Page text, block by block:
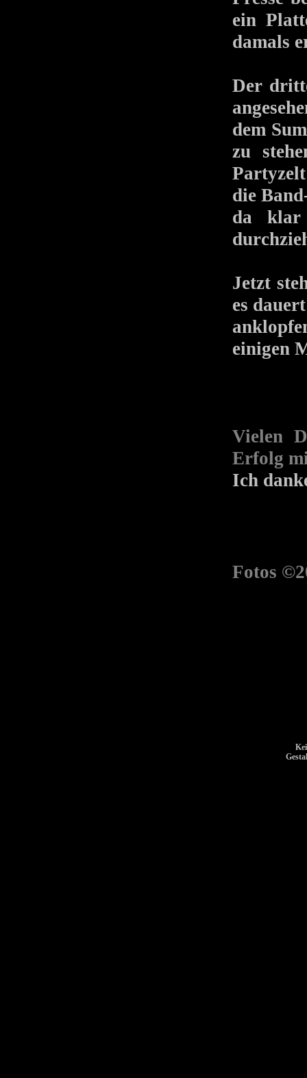
ein
damals
Der
dem
zu
die
da klar
Jetzt
es
einigen
Vielen
Erfolg
Ich
Fotos